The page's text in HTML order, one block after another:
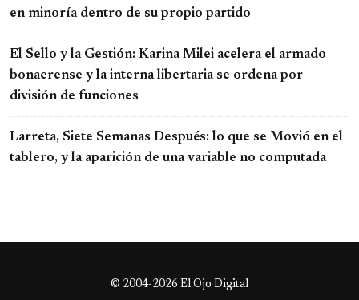
en minoría dentro de su propio partido
El Sello y la Gestión: Karina Milei acelera el armado
bonaerense y la interna libertaria se ordena por
división de funciones
Larreta, Siete Semanas Después: lo que se Movió en el
tablero, y la aparición de una variable no computada
© 2004-2026 El Ojo Digital